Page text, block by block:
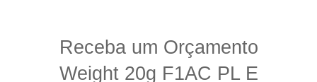
Densidade ρ 7.950 (± 140) kg/m3
Suscetibilidade X <0,2
Receba um Orçamento
Weight 20g F1AC PL E